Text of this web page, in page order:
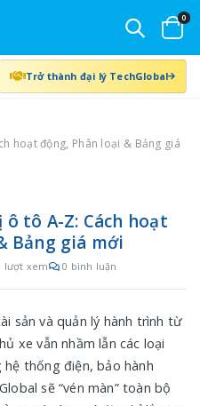
0
Trở thành đại lý TechGlobal
hoạt động, Phân loại & Bảng giá
ô tô A-Z: Cách hoạt
Bảng giá mới
lượt xem 0 bình luận
sản và quản lý hành trình từ
xe vẫn nhầm lẫn các loại
thống điện, bảo hành
sẽ “vén màn” toàn bộ